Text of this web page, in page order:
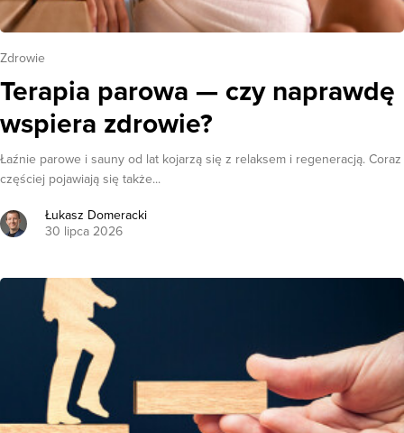
Zdrowie
Terapia parowa — czy naprawdę
wspiera zdrowie?
Łaźnie parowe i sauny od lat kojarzą się z relaksem i regeneracją. Coraz
częściej pojawiają się także...
Łukasz Domeracki
30 lipca 2026